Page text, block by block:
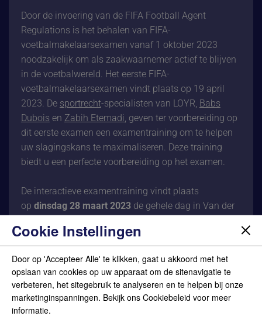
Door de invoering van de FIFA Football Agent
Regulations is het behalen van FIFA-
voetbalmakelaarsexamen vanaf 1 oktober 2023
noodzakelijk om als zaakwaarnemer actief te blijven
in de voetbalwereld. Het eerste FIFA-
voetbalmakelaarsexamen vindt plaats op 19 april
2023. De sportrecht-specialisten van LOYR, Babs
Dubois en Zabih Etemadi, geven ter voorbereiding op
dit eerste examen een examentraining om te helpen
uw slagingskans te maximaliseren. Deze training
biedt u een perfecte voorbereiding op het examen.
De interactieve examentraining vindt plaats
op dinsdag 28 maart 2023de gehele dag in Van der
Opmaandagmiddag 3 april 2023
een online-vragenuur.
Programma dinsdag 28 maart 2023
09.30 – 10.00 uur: Inloop
10.00 – 12.00 uur: Ochtendprogramma
Cookie Instellingen
Door op 'Accepteer Alle' te klikken, gaat u akkoord met het
opslaan van cookies op uw apparaat om de sitenavigatie te
verbeteren, het sitegebruik te analyseren en te helpen bij onze
marketinginspanningen. Bekijk ons Cookiebeleid voor meer
informatie.